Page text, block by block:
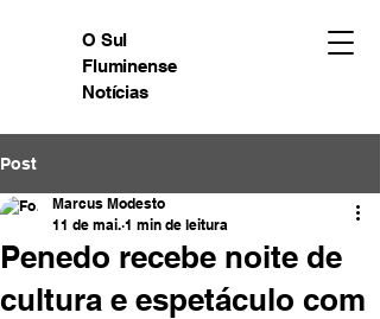
O Sul
Fluminense
Notícias
Post
Penedo recebe noite de
cultura e espetáculo com
Marcus Modesto
11 de mai. 1 min de leitura